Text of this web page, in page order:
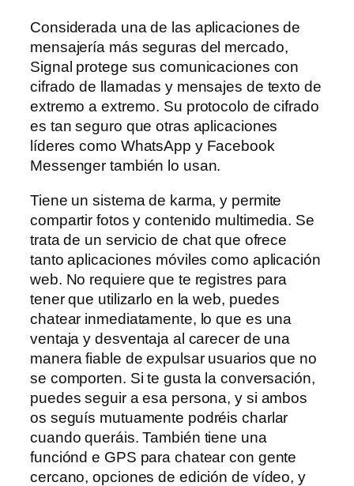
Considerada una de las aplicaciones de
mensajería más seguras del mercado,
Signal protege sus comunicaciones con
cifrado de llamadas y mensajes de texto de
extremo a extremo. Su protocolo de cifrado
es tan seguro que otras aplicaciones
líderes como WhatsApp y Facebook
Messenger también lo usan.
Tiene un sistema de karma, y permite
compartir fotos y contenido multimedia. Se
trata de un servicio de chat que ofrece
tanto aplicaciones móviles como aplicación
web. No requiere que te registres para
tener que utilizarlo en la web, puedes
chatear inmediatamente, lo que es una
ventaja y desventaja al carecer de una
manera fiable de expulsar usuarios que no
se comporten. Si te gusta la conversación,
puedes seguir a esa persona, y si ambos
os seguís mutuamente podréis charlar
cuando queráis. También tiene una
funciónd e GPS para chatear con gente
cercano, opciones de edición de vídeo, y